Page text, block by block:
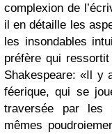
complexion de
il en détaille les
les insondables
préfère qui
Shakespeare: «Il y
féerique, qui se
traversée par les
mêmes